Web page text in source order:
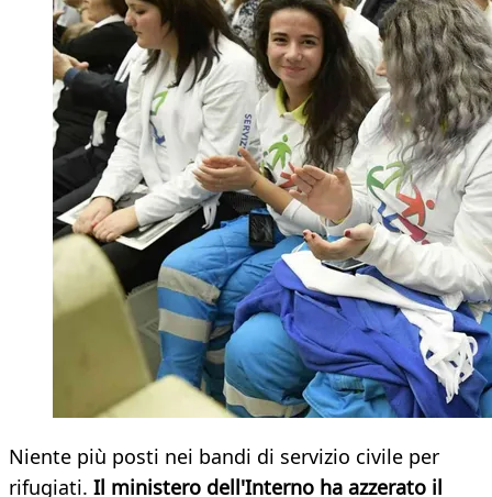
Niente più posti nei bandi di servizio civile per
rifugiati. Il ministero dell'Interno ha azzerato il